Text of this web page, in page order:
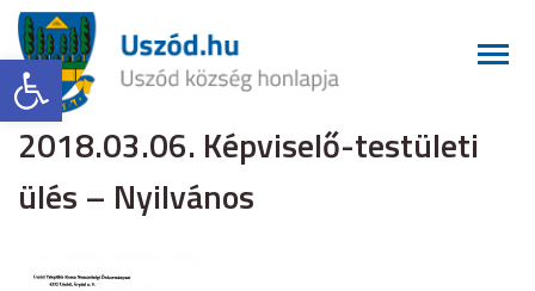
Eszköztár megnyitása
2018.03.06. Képviselő-testületi
ülés – Nyilvános